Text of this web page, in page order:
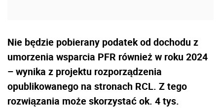
Nie będzie pobierany podatek od dochodu z
umorzenia wsparcia PFR również w roku 2024
– wynika z projektu rozporządzenia
opublikowanego na stronach RCL. Z tego
rozwiązania może skorzystać ok. 4 tys.